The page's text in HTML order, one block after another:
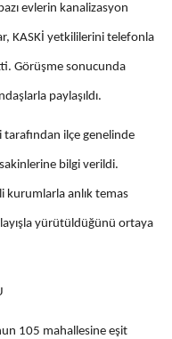
evlerin kanalizasyon
KASKİ yetkililerini telefonla
Görüşme sonucunda
paylaşıldı.
tarafından ilçe genelinde
bilgi verildi.
kurumlarla anlık temas
yürütüldüğünü ortaya
105 mahallesine eşit